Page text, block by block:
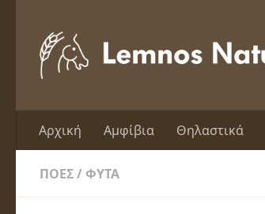
Αρχική Αμφίβια Θηλαστικά
ΠΌΕΣ/ ΦΥΤΆ